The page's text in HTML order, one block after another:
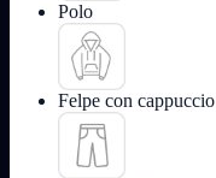
Polo
Felpe con cappuccio